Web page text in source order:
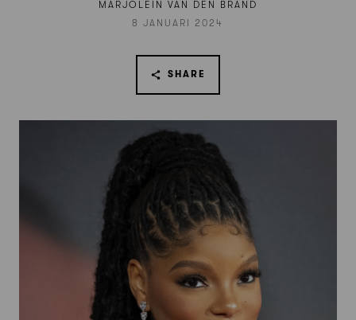
MARJOLEIN VAN DEN BRAND
8 JANUARI 2024
SHARE